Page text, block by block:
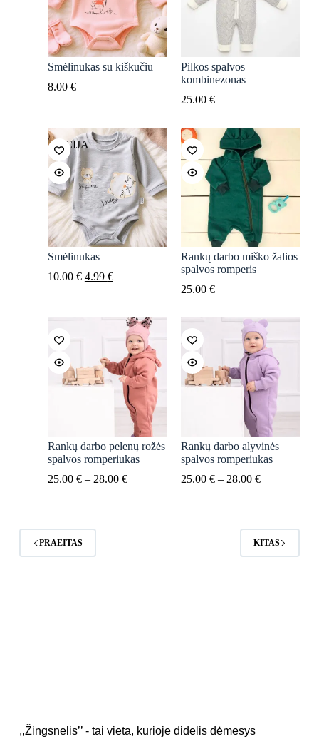
Smėlinukas su kiškučiu
8.00 €
Pilkos spalvos
kombinezonas
25.00 €
AKCIJA
Smėlinukas
10.00€ Original
4.99 €Current
Rankų darbo miško žalios
spalvos romperis
25.00 €
Rankų darbo pelenų rožės
spalvos romperiukas
25.00 € – 28.00 €Price
Rankų darbo alyvinės
spalvos romperiukas
25.00 € – 28.00 €Price
28.00 €
PRAEITAS KITAS
,,Žingsnelis’’ - tai vieta, kurioje didelis dėmesys